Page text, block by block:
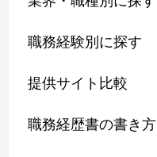
職務経験別に探す
提供サイト比較
職務経歴書の書き方